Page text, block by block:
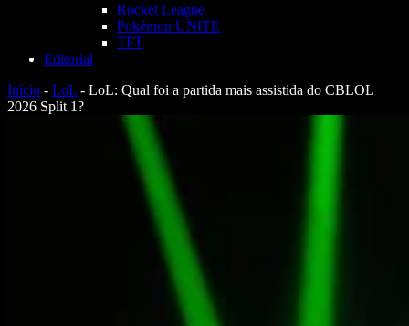
Rocket League
Pokémon UNITE
TFT
Editorial
Início - LoL - LoL: Qual foi a partida mais assistida do CBLOL
2026 Split 1?